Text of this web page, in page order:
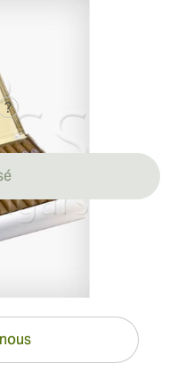
?